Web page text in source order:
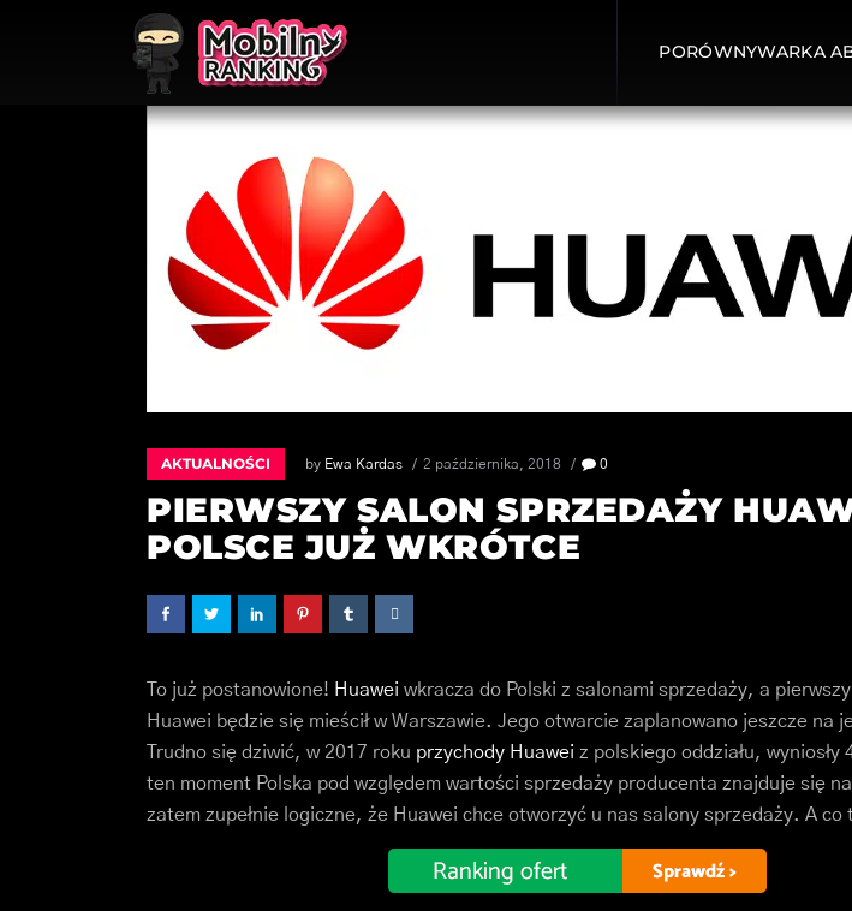
PORÓWNYWARKA
AKTUALNOŚCI by Ewa Kardas 2 października, 2018 0
PIERWSZY SALON SPRZEDAŻY
POLSCE JUŻ WKRÓTCE
To już postanowione! Huawei wkracza do Polski z salonami sprzedaży, a
Huawei będzie się mieścił w Warszawie. Jego otwarcie zaplanowano jeszcze na
Trudno się dziwić, w 2017 roku przychody Huawei z polskiego oddziału, wyniosły
ten moment Polska pod względem wartości sprzedaży producenta znajduje się
zatem zupełnie logiczne, że Huawei chce otworzyć u nas salony sprzedaży. A co